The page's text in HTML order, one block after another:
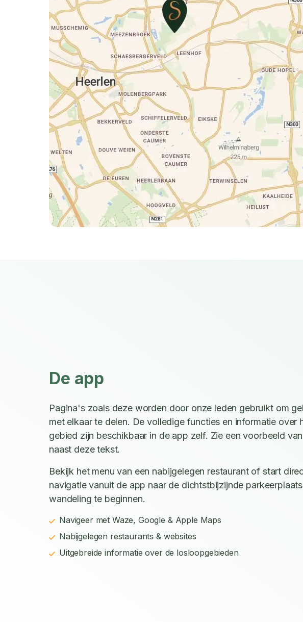
De app
Pagina's zoals deze worden door onze leden gebruikt om
met elkaar te delen. De volledige functies en informatie over
gebied zijn beschikbaar in de app zelf. Zie een voorbeeld
naast deze tekst.
Bekijk het menu van een nabijgelegen restaurant of start
navigatie vanuit de app naar de dichtstbijzijnde
wandeling te beginnen.
Navigeer met Waze, Google & Apple Maps
Nabijgelegen restaurants & websites
Uitgebreide informatie over de losloopgebieden